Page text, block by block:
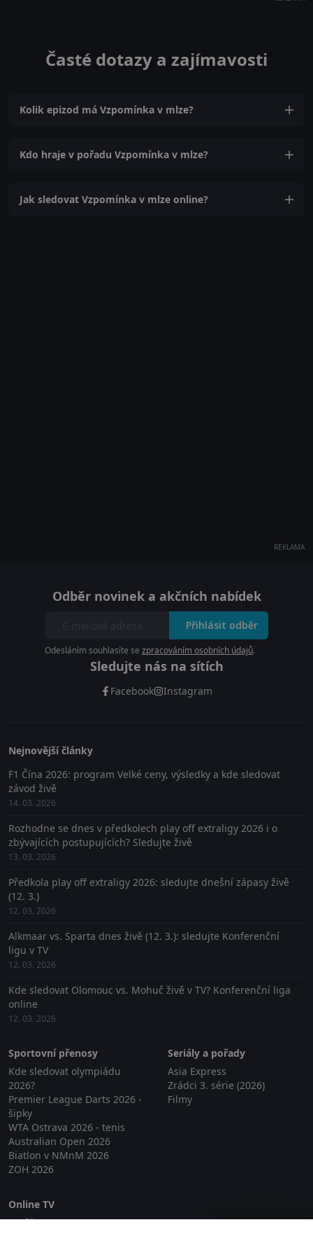
Časté dotazy a zajímavosti
Kolik epizod má Vzpomínka v mlze?
Kdo hraje v pořadu Vzpomínka v mlze?
Jak sledovat Vzpomínka v mlze online?
REKLAMA
Odběr novinek a akčních nabídek
Přihlásit odběr
Odesláním souhlasíte se zpracováním osobních údajů.
Sledujte nás na sítích
Facebook Instagram
Nejnovější články
F1 Čína 2026: program Velké ceny, výsledky a kde sledovat
závod živě
14. 03. 2026
Rozhodne se dnes v předkolech play off extraligy 2026 i o
zbývajících postupujících? Sledujte živě
13. 03. 2026
Předkola play off extraligy 2026: sledujte dnešní zápasy živě
(12. 3.)
12. 03. 2026
Alkmaar vs. Sparta dnes živě (12. 3.): sledujte Konferenční
ligu v TV
12. 03. 2026
Kde sledovat Olomouc vs. Mohuč živě v TV? Konferenční liga
online
12. 03. 2026
Sportovní přenosy
Kde sledovat olympiádu
2026?
Premier League Darts 2026 -
šipky
WTA Ostrava 2026 - tenis
Australian Open 2026
Biatlon v NMnM 2026
ZOH 2026
Seriály a pořady
Asia Express
Zrádci 3. série (2026)
Filmy
Online TV
Lepší.TV